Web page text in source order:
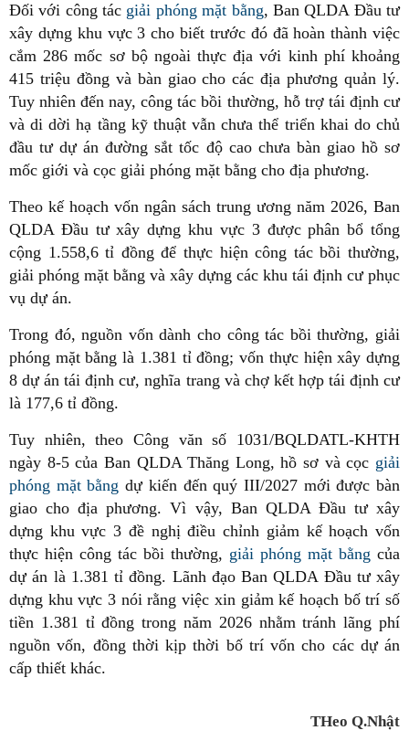
Đối với công tác giải phóng mặt bằng, Ban QLDA Đầu tư
xây dựng khu vực 3 cho biết trước đó đã hoàn thành việc
cắm 286 mốc sơ bộ ngoài thực địa với kinh phí khoảng
415 triệu đồng và bàn giao cho các địa phương quản lý.
Tuy nhiên đến nay, công tác bồi thường, hỗ trợ tái định cư
và di dời hạ tầng kỹ thuật vẫn chưa thể triển khai do chủ
đầu tư dự án đường sắt tốc độ cao chưa bàn giao hồ sơ
mốc giới và cọc giải phóng mặt bằng cho địa phương.
Theo kế hoạch vốn ngân sách trung ương năm 2026, Ban
QLDA Đầu tư xây dựng khu vực 3 được phân bổ tổng
cộng 1.558,6 tỉ đồng để thực hiện công tác bồi thường,
giải phóng mặt bằng và xây dựng các khu tái định cư phục
vụ dự án.
Trong đó, nguồn vốn dành cho công tác bồi thường, giải
phóng mặt bằng là 1.381 tỉ đồng; vốn thực hiện xây dựng
8 dự án tái định cư, nghĩa trang và chợ kết hợp tái định cư
là 177,6 tỉ đồng.
Tuy nhiên, theo Công văn số 1031/BQLDATL-KHTH
ngày 8-5 của Ban QLDA Thăng Long, hồ sơ và cọc giải
phóng mặt bằngdự kiến đến quý III/2027 mới được bàn
giao cho địa phương. Vì vậy, Ban QLDA Đầu tư xây
dựng khu vực 3 đề nghị điều chỉnh giảm kế hoạch vốn
thực hiện công tác bồi thường, giải phóng mặt bằng của
dự án là 1.381 tỉ đồng. Lãnh đạo Ban QLDA Đầu tư xây
dựng khu vực 3 nói rằng việc xin giảm kế hoạch bố trí số
tiền 1.381 tỉ đồng trong năm 2026 nhằm tránh lãng phí
nguồn vốn, đồng thời kịp thời bố trí vốn cho các dự án
cấp thiết khác.
THeo Q.Nhật